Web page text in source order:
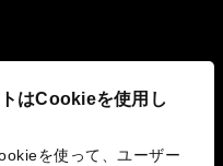
はCookieを使用し
を使って、ユーザー